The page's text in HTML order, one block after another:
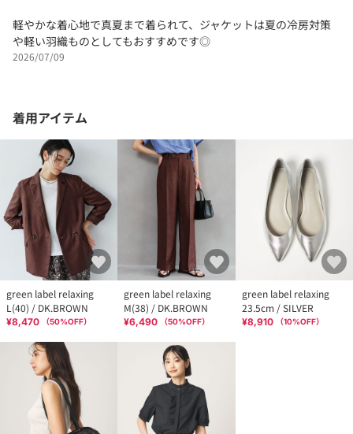
軽やかな着心地で真夏まで着られて、ジャケットは夏の冷房対策
や軽い羽織ものとしてもおすすめです◎
2026/07/09
着用アイテム
green label relaxing
L(40) / DK.BROWN
¥8,470 （50%OFF）
green label relaxing
M(38) / DK.BROWN
¥6,490 （50%OFF）
green label relaxing
23.5cm / SILVER
¥8,910 （10%OFF）